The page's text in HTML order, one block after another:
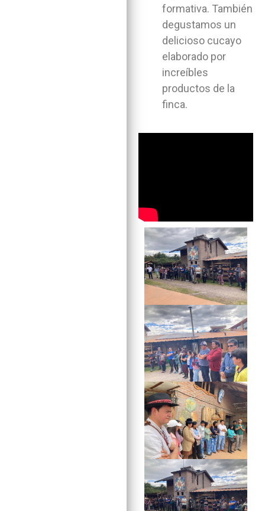
formativa. También
degustamos un
delicioso cucayo
elaborado por
increíbles
productos de la
finca.